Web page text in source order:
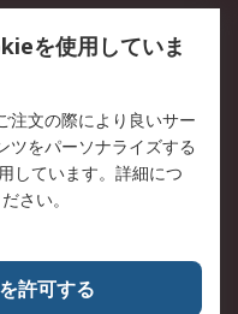
用情報
ーポレートサイト
の歴史
証について
を使用していま
注文の際により良いサー
ツをパーソナライズする
しています。詳細につ
さい。
許可する